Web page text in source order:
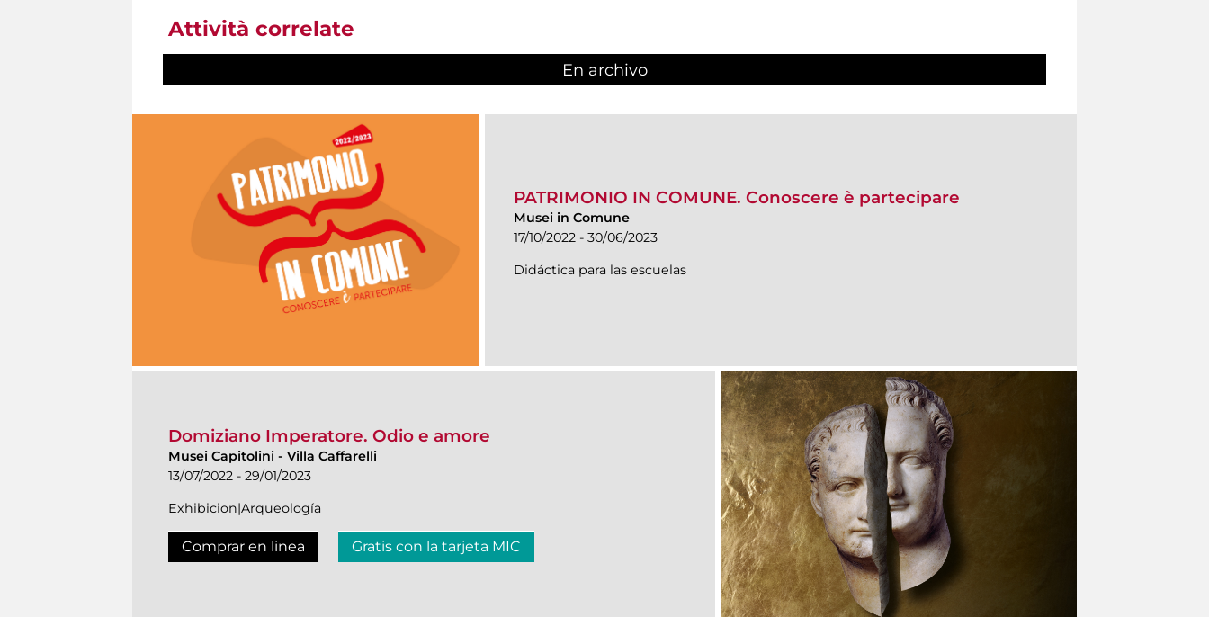
Attività correlate
En archivo
PATRIMONIO IN COMUNE. Conoscere è partecipare
Musei in Comune
17/10/2022 - 30/06/2023
Didáctica para las escuelas
Domiziano Imperatore. Odio e amore
Musei Capitolini - Villa Caffarelli
13/07/2022 - 29/01/2023
Exhibicion|Arqueología
Comprar en linea Gratis con la tarjeta MIC